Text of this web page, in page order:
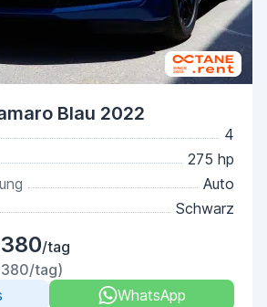
Blau 2022
4
275 hp
Auto
Schwarz
/tag
380/tag)
WhatsApp